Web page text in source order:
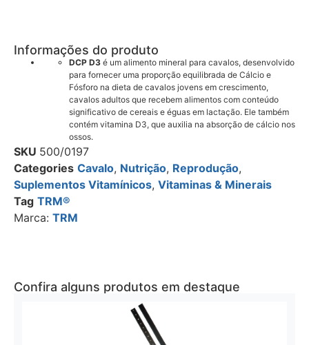
Informações do produto
DCP D3 é um alimento mineral para cavalos, desenvolvido
para fornecer uma proporção equilibrada de Cálcio e
Fósforo na dieta de cavalos jovens em crescimento,
cavalos adultos que recebem alimentos com conteúdo
significativo de cereais e éguas em lactação. Ele também
contém vitamina D3, que auxilia na absorção de cálcio nos
ossos.
SKU 500/0197
Categories Cavalo, Nutrição, Reprodução,
Suplementos Vitamínicos, Vitaminas & Minerais
Tag TRM®
Marca: TRM
Confira alguns produtos em destaque